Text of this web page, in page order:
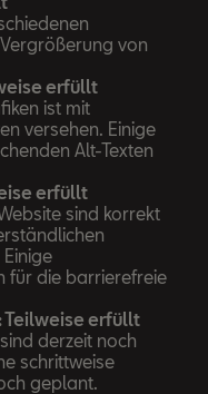
von
erfüllt
ist mit
versehen. Einige
Alt-Texten
erfüllt
sind korrekt
für die barrierefreie
Teilweise erfüllt
derzeit noch
schrittweise
geplant.